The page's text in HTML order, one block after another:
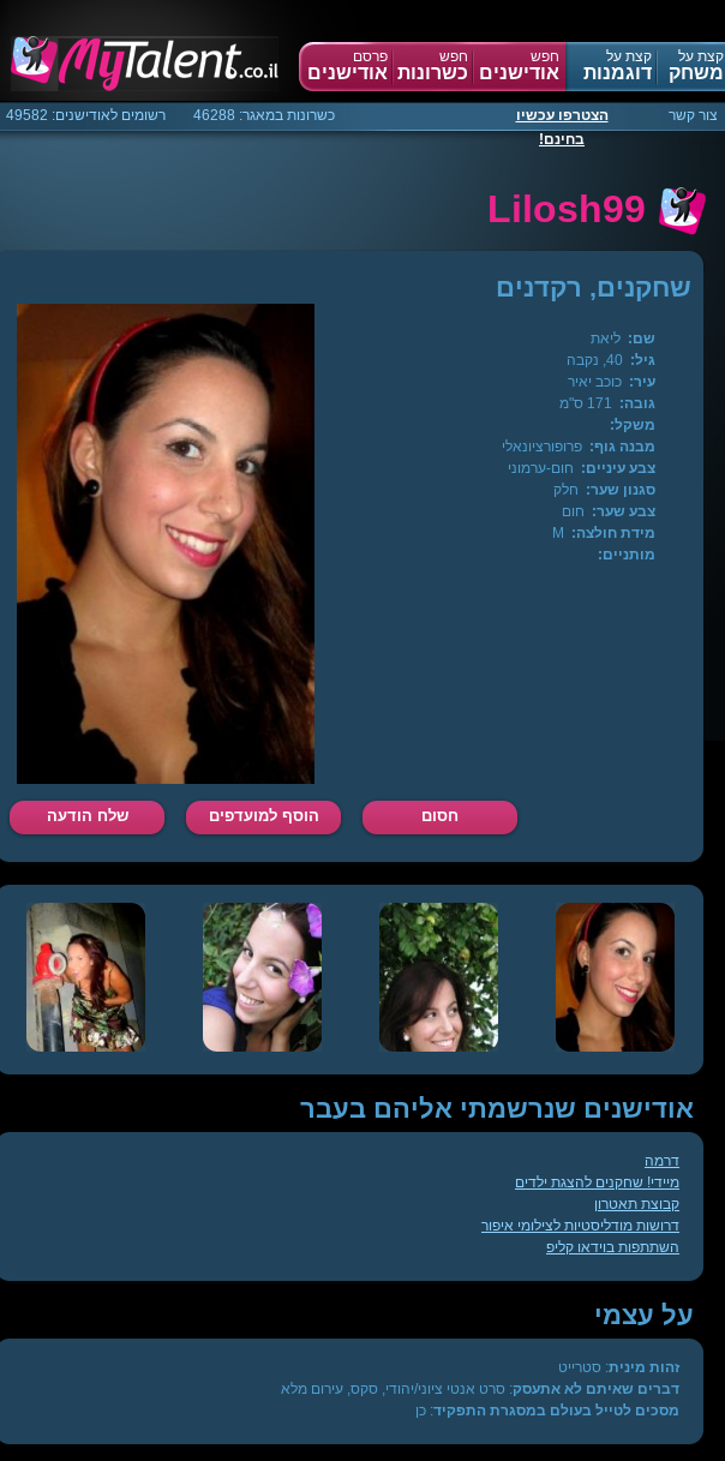
פרסם
אודישנים
חפש
כשרונות
חפש
אודישנים
קצת על
דוגמנות
קצת על
משחק
צור קשר
הצטרפו עכשיו
בחינם!
כשרונות במאגר: 46288 רשומים לאודישנים: 49582
Lilosh99
שחקנים, רקדנים
שם: ליאת
גיל:
עיר: כוכב יאיר
גובה:
משקל:
מבנה גוף: פרופורציונאלי
צבע עיניים: חום-ערמוני
סגנון שער: חלק
צבע שער: חום
מידת חולצה:
מותניים:
שלח הודעה הוסף למועדפים חסום
אודישנים שנרשמתי אליהם בעבר
דרמה
מיידי! שחקנים להצגת ילדים
קבוצת תאטרון
דרושות מודליסטיות לצילומי איפור
השתתפות בוידאו קליפ
על עצמי
זהות מינית: סטרייט
דברים שאיתם לא אתעסק: סרט אנטי ציוני/יהודי, סקס, עירום מלא
מסכים לטייל בעולם במסגרת התפקיד: כן